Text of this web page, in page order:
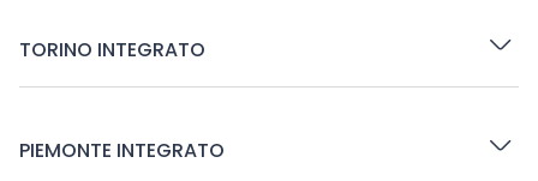
TORINO INTEGRATO
PIEMONTE INTEGRATO